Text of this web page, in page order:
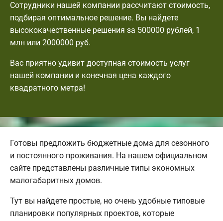
Сотрудники нашей компании рассчитают стоимость,
подбирая оптимальное решение. Вы найдете
высококачественные решения за 500000 рублей, 1
млн или 2000000 руб.
Вас приятно удивит доступная стоимость услуг
нашей компании и конечная цена каждого
квадратного метра!
Готовы предложить бюджетные дома для сезонного
и постоянного проживания. На нашем официальном
сайте представлены различные типы экономных
малогабаритных домов.
Тут вы найдете простые, но очень удобные типовые
планировки популярных проектов, которые